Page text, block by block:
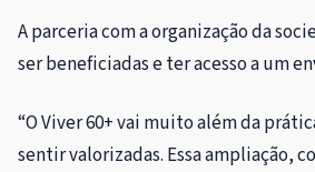
A parceria com a organização da
ser beneficiadas e ter acesso a um
“O Viver 60+ vai muito além da
sentir valorizadas. Essa ampliação,